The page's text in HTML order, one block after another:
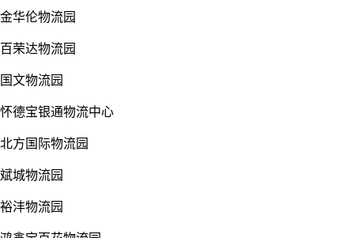
金华伦物流园
百荣达物流园
国文物流园
怀德宝银通物流中心
北方国际物流园
斌城物流园
裕沣物流园